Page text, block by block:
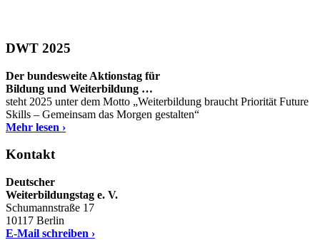
DWT 2025
Der bundesweite Aktionstag für
Bildung und Weiterbildung …
steht 2025 unter dem Motto „Weiterbildung braucht Priorität Future
Skills – Gemeinsam das Morgen gestalten“
Mehr lesen ›
Kontakt
Deutscher
Weiterbildungstag e. V.
Schumannstraße 17
10117 Berlin
E-Mail schreiben ›